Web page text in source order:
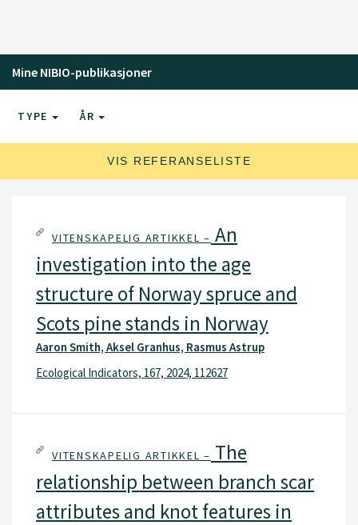
Mine NIBIO-publikasjoner
TYPE ÅR
VIS REFERANSELISTE
VITENSKAPELIG ARTIKKEL – An
investigation into the age
structure of Norway spruce and
Scots pine stands in Norway
Aaron Smith, Aksel Granhus, Rasmus Astrup
Ecological Indicators, 167, 2024, 112627
VITENSKAPELIG ARTIKKEL – The
relationship between branch scar
attributes and knot features in